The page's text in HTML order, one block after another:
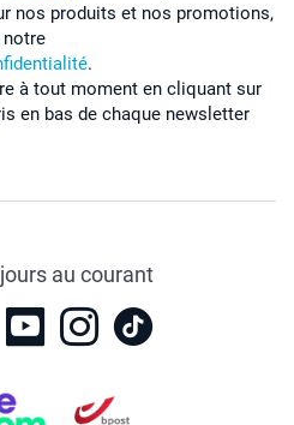
nos produits et nos promotions,
notre
.
à tout moment en cliquant sur
en bas de chaque newsletter
au courant